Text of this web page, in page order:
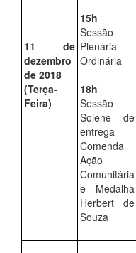
11 de
dezembro
de 2018
(Terça-
Feira)
15h
Sessão
Plenária
Ordinária
18h
Sessão
Solene de
entrega
Comenda
Ação
Comunitária
e Medalha
Herbert de
Souza